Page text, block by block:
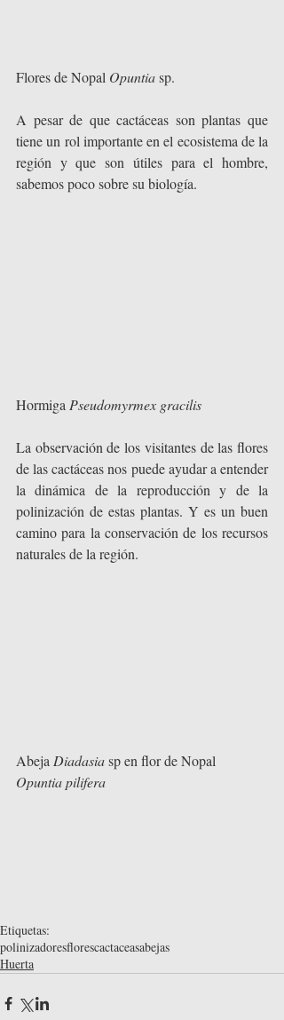
Flores de Nopal Opuntia sp.
A pesar de que cactáceas son plantas que
tiene un rol importante en el ecosistema de la
región y que son útiles para el hombre,
sabemos poco sobre su biología.
Hormiga Pseudomyrmex gracilis
La observación de los visitantes de las flores
de las cactáceas nos puede ayudar a entender
la dinámica de la reproducción y de la
polinización de estas plantas. Y es un buen
camino para la conservación de los recursos
naturales de la región.
Abeja Diadasia sp en flor de Nopal
Opuntia pilifera
Etiquetas:
polinizadoresflorescactaceasabejas
Huerta